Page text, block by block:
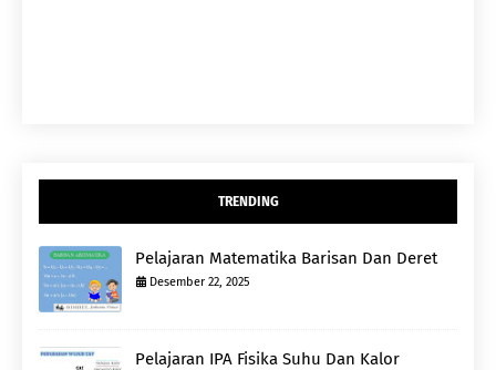
TRENDING
Pelajaran Matematika Barisan Dan Deret
Desember 22, 2025
Pelajaran IPA Fisika Suhu Dan Kalor